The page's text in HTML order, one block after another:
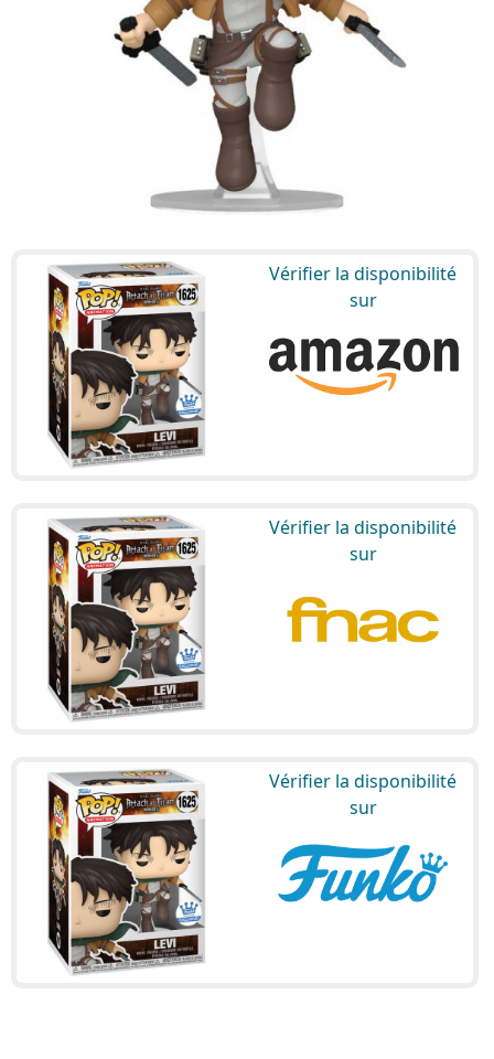
Vérifier la disponibilité
sur
Vérifier la disponibilité
sur
Vérifier la disponibilité
sur